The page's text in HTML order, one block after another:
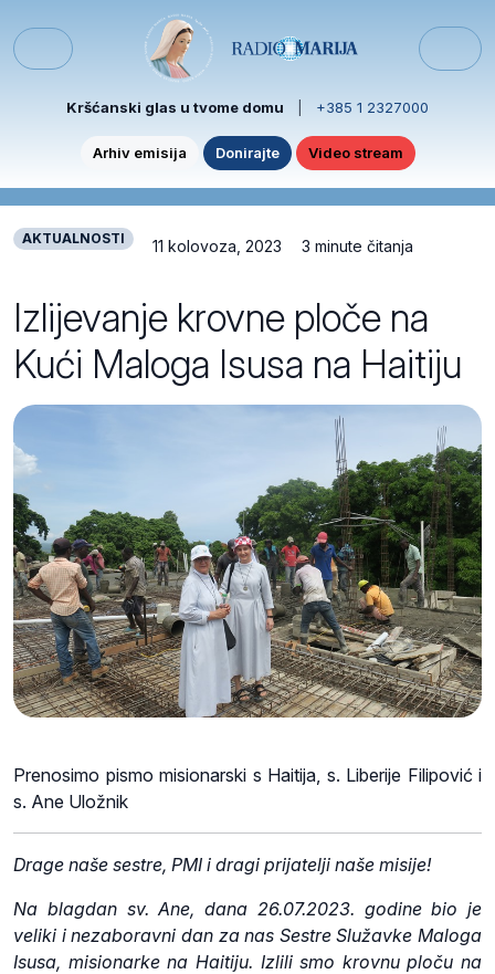
Menu
Kršćanski glas u tvome domu +385 1 2327000
Arhiv emisija Donirajte Video stream
AKTUALNOSTI 11 kolovoza, 2023 3 minute čitanja
Izlijevanje krovne ploče na
Kući Maloga Isusa na Haitiju
Prenosimo pismo misionarski s Haitija, s. Liberije Filipović i
s. Ane Uložnik
Drage naše sestre, PMI i dragi prijatelji naše misije!
Na blagdan sv. Ane, dana 26.07.2023. godine bio je
veliki i nezaboravni dan za nas Sestre Služavke Maloga
Isusa, misionarke na Haitiju. Izlili smo krovnu ploču na